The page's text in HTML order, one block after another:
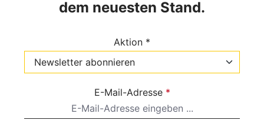
dem neuesten Stand.
Aktion *
E-Mail-Adresse *